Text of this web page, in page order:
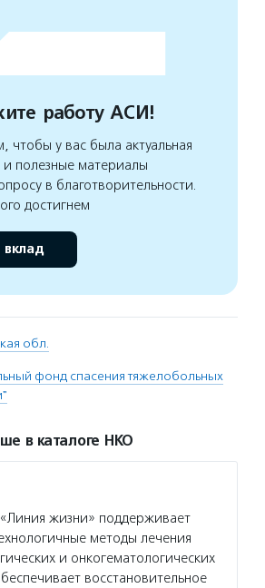
работу АСИ!
чтобы у вас была актуальная
полезные материалы
в благотворительности.
достигнем
вклад
обл.
фонд спасения тяжелобольных
в каталоге НКО
жизни» поддерживает
методы лечения
и онкогематологических
восстановительное